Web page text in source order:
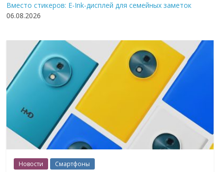
Вместо стикеров: E-Ink-дисплей для семейных заметок
06.08.2026
Новости Смартфоны